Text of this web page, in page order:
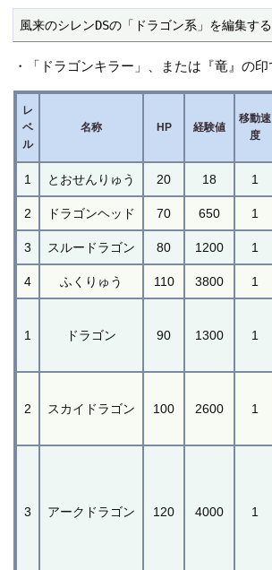
風来のシレンDSの「ドラゴン系」を編集する
・「ドラゴンキラー」、または『竜』の印
レ
ベ
ル
名称 HP 経験値
移動速
度
1 とおせんりゅう 20 18 1
2 ドラゴンヘッド 70 650 1
3 スルードラゴン 80 1200 1
4 ふくりゅう 110 3800 1
1 ドラゴン 90 1300 1
2 スカイドラゴン 100 2600 1
3 アークドラゴン 120 4000 1